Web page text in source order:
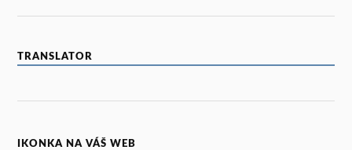
TRANSLATOR
IKONKA NA VÁŠ WEB